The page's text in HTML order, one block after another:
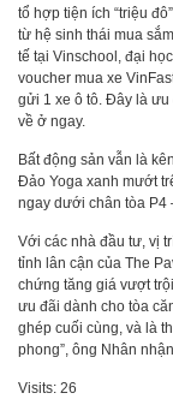
tổ hợp tiện ích “triệu
từ hệ sinh thái mua
tế tại Vinschool, đại
voucher mua xe
gửi 1 xe ô tô. Đây là ưu
về ở ngay.
Bất động sản vẫn là
Đảo Yoga xanh mướt
ngay dưới chân tòa P4
Với các nhà đầu tư, vị
tỉnh lân cận của The
chứng tăng giá vượt
ưu đãi dành cho tòa
ghép cuối cùng, và là
phong”, ông Nhân
Visits: 26